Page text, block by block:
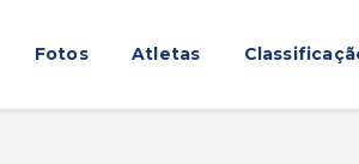
Fotos Atletas